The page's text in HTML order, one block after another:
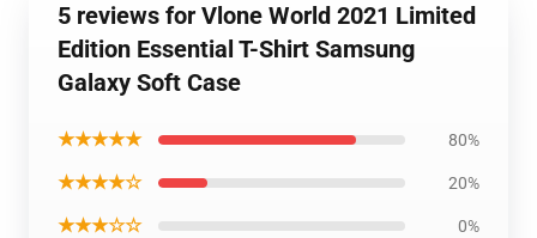
5 reviews for Vlone World 2021 Limited
Edition Essential T-Shirt Samsung
Galaxy Soft Case
★★★★★ 80%
★★★★☆ 20%
★★★☆☆ 0%